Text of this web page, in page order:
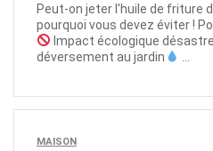
Peut-on jeter l'huile de friture
pourquoi vous devez éviter !
Impact écologique
déversement au jardin
MAISON